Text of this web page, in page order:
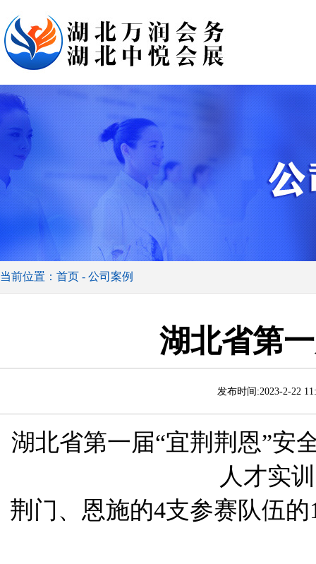
当前位置：首页 - 公司案例
湖北省第
发布时间:2023-2-22
湖北省第一届“宜荆荆恩”安
人才实
荆门、恩施的4支参赛队伍